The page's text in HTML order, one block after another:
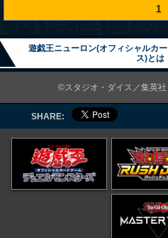
1
遊戯王ニューロン(オフィシャルカ
ス)とは
©スタジオ・ダイス／集英社
SHARE: